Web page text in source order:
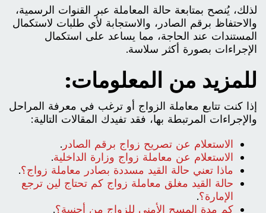
لذلك، يُنصح بمتابعة حالة المعاملة عبر القنوات الرسمية،
والاحتفاظ برقم الصادر، والاستجابة لأي طلبات لاستكمال
المستندات عند الحاجة، مما يساعد على استكمال
الإجراءات بصورة أكثر سلاسة.
للمزيد من المعلومات:
إذا كنت تتابع معاملة الزواج أو ترغب في معرفة المراحل
والإجراءات المرتبطة بها، فقد تفيدك المقالات التالية:
الاستعلام عن تصريح زواج برقم الصادر .
الاستعلام عن معاملة زواج وزارة الداخلية.
ماذا تعني حالة القيد مسددة بصادر معاملة زواج؟.
حالة القيد مغلق معاملة زواج كم تحتاج لين ترجع
الإمارة؟.
كم مدة المسح الأمني للزواج من أجنبية؟.